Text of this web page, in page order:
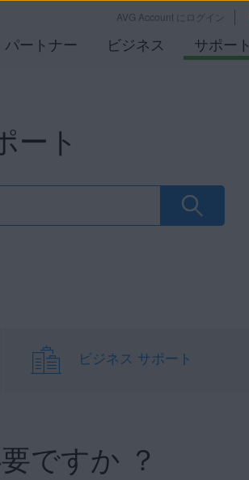
AVG Account にログイン
パートナー ビジネス サポート
ート
ビジネス サポート
ですか ？